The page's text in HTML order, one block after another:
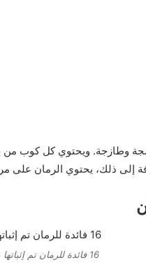
16 فائدة للرمان تم إثباتها علميا